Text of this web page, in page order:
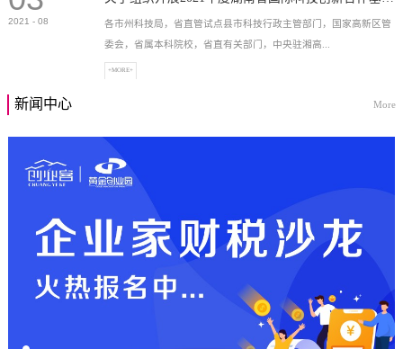
2021 - 08
各市州科技局，省直管试点县市科技行政主管部门，国家高新区管
委会，省属本科院校，省直有关部门，中央驻湘高...
+MORE+
新闻中心 More